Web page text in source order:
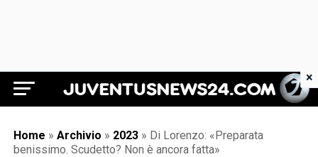
Juventus News 24
Home » Archivio » 2023 » Di Lorenzo: «Preparata
benissimo. Scudetto? Non è ancora fatta»
×